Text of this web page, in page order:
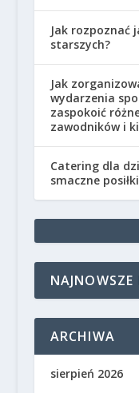
Jak rozpoznać
starszych?
Jak
wydarzenia
zaspokoić
zawodników i
Catering dla
smaczne
ARCHIWA
sierpień 2026